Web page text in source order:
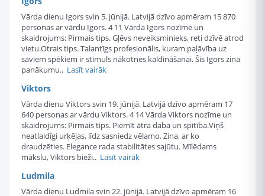
Vārda dienu Igors svin 5. jūnijā. Latvijā dzīvo apmēram 15 870
personas ar vārdu Igors. 4 11 Vārda Igors nozīme un
skaidrojums: Pirmais tips. Gļēvs neveiksminieks, reti dzīvē atrod
vietu.Otrais tips. Talantīgs profesionālis, kuram paļāvība uz
saviem spēkiem ir stimuls nākotnes kaldināšanai. Šis Igors zina
panākumu.. Lasīt vairāk
Viktors
Vārda dienu Viktors svin 19. jūnijā. Latvijā dzīvo apmēram 17
640 personas ar vārdu Viktors. 4 14 Vārda Viktors nozīme un
skaidrojums: Pirmais tips. Piemīt ātra daba un spītība.Viņš
neatlaidīgi urķējas, līdz sasniedz vēlamo. Zina, ar ko
draudzēties. Elegance rada stabilitātes sajūtu. Mīlēdams
mākslu, Viktors bieži.. Lasīt vairāk
Ludmila
Vārda dienu Ludmila svin 22. jūnijā. Latvijā dzīvo apmēram 16